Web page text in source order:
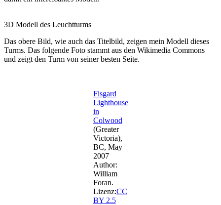
3D Modell des Leuchtturms
Das obere Bild, wie auch das Titelbild, zeigen mein Modell dieses
Turms. Das folgende Foto stammt aus den Wikimedia Commons
und zeigt den Turm von seiner besten Seite.
Fisgard
Lighthouse
in
Colwood
(Greater
Victoria),
BC, May
2007
Author:
William
Foran.
Lizenz:CC
BY 2.5